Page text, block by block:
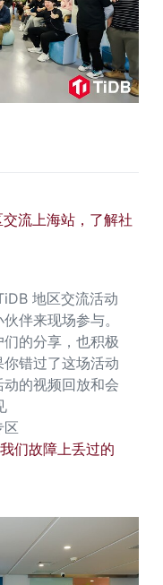
交流上海站，了解社
地区交流活动
伴来现场参与。
的分享，也积极
错过了这场活动
的视频回放和会
区
们故障上丢过的